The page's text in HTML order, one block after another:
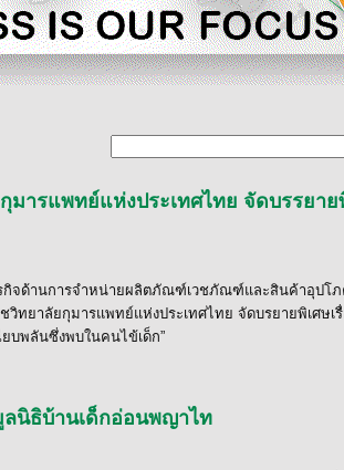
ารแพทย์แห่งประเทศไทย จัดบรรยาย
กิจด้านการจำหน่ายผลิตภัณฑ์เวชภัณฑ์และสินค้าอุปโภ
ทยาลัยกุมารแพทย์แห่งประเทศไทย จัดบรยายพิเศษเรื่
ยบพลันซึ่งพบในคนไข้เด็ก”
นิธิบ้านเด็กอ่อนพญาไท